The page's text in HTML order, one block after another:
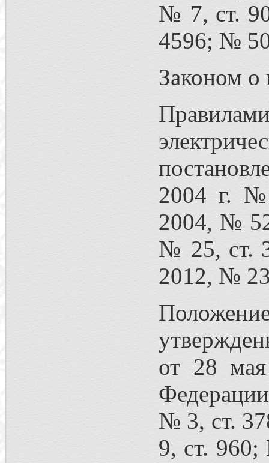
№ 7, ст.
4596; №
Законом о
2004 г. №
2004, №
№ 25, ст.
2012, №
от 28
№ 3, ст.
9, ст.